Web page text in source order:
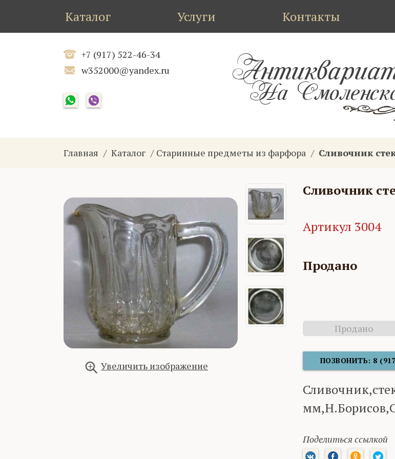
Каталог Услуги Контакты
+7 (917) 522-46-34
w352000@yandex.ru
Главная Каталог Старинные предметы из фарфора Сливочник
Увеличить изображение
Сливочник
Артикул 3004
Продано
Продано
ПОЗВОНИТЬ: 8
Поделиться ссылкой